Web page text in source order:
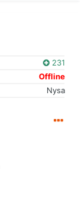
231
Offline
Nysa